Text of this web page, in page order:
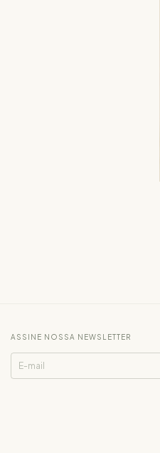
ASSINE NOSSA NEWSLETTER